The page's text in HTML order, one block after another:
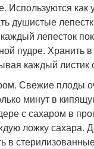
Используются как
душистые
лепесток
пудре. Хранить
каждый
Свежие плоды
минут в
с сахаром в
ложку сахара.
в